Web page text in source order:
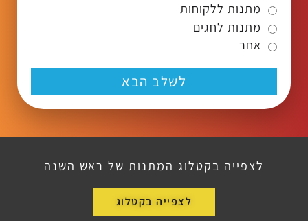
מתנות ללקוחות
מתנות לחגים
אחר
לשלב הבא
לצפייה בקטלוג המתנות של ראש השנה
לצפייה בקטלוג